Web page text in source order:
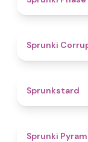
Sprunki
Sprunkstard
Sprunki